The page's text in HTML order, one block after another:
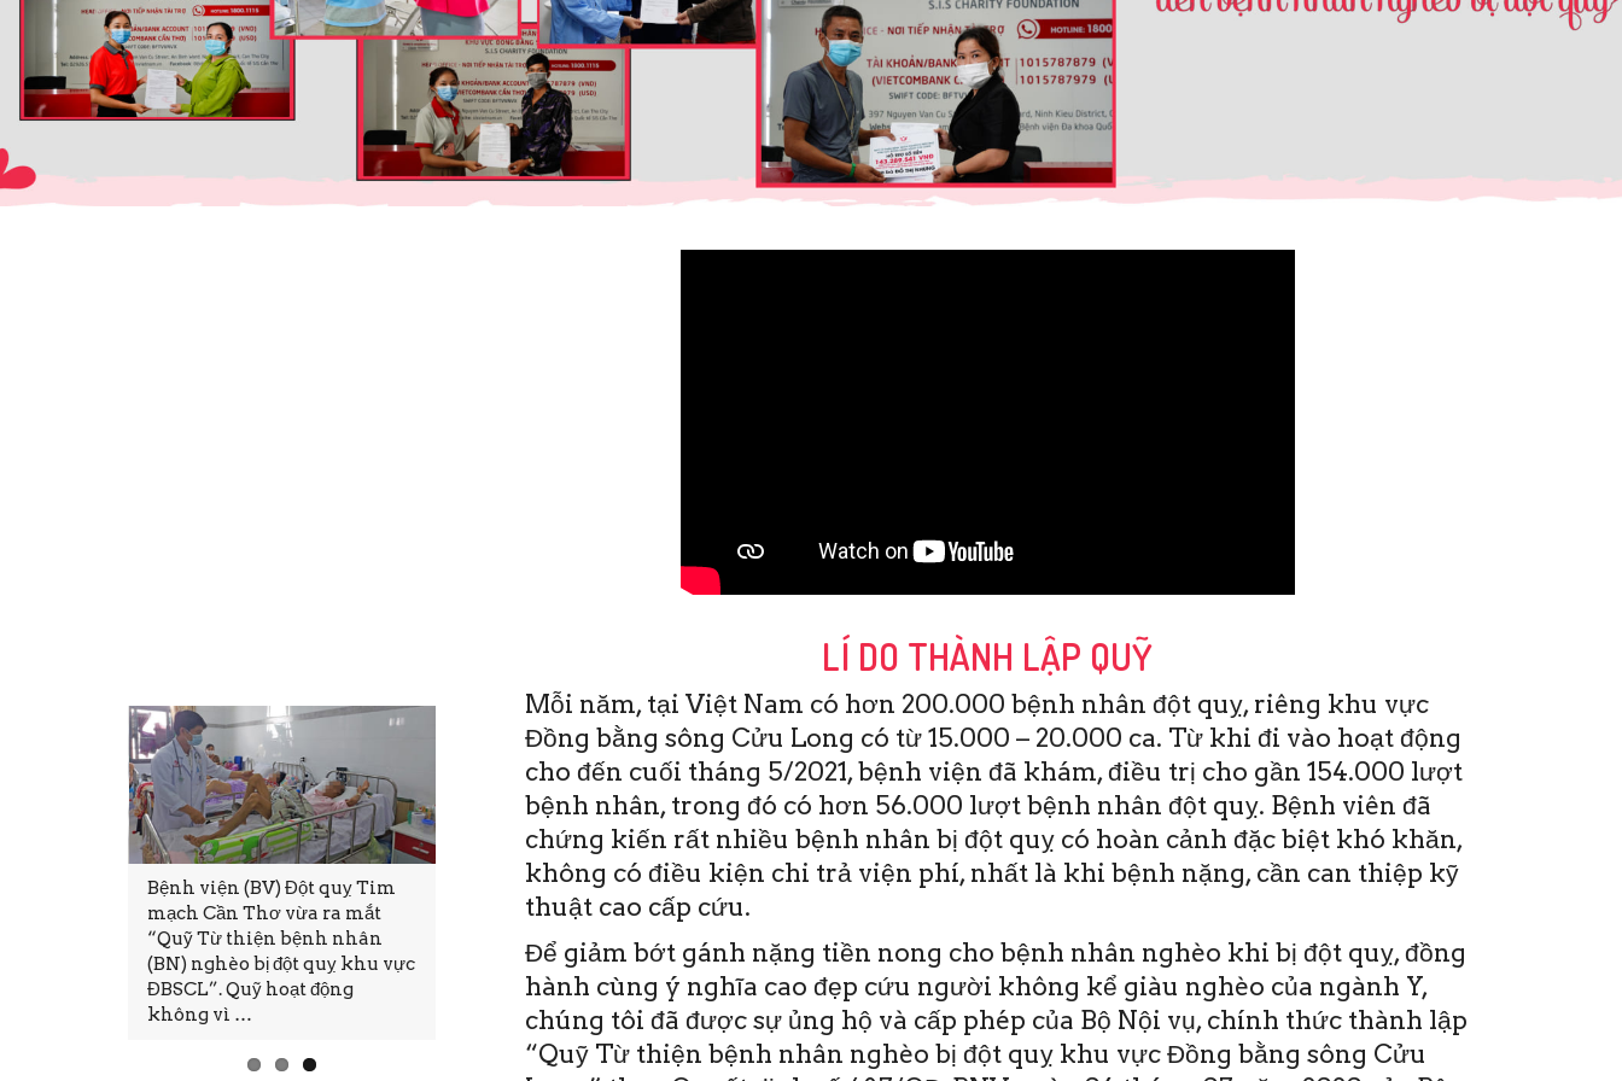
Bệnh viện (BV) Đột quỵ Tim
mạch Cần Thơ vừa ra mắt
“Quỹ Từ thiện bệnh nhân
(BN) nghèo bị đột quỵ khu vực
ĐBSCL”. Quỹ hoạt động
không vì …
Thứ Sáu, 19/6/2020
11:28(ĐTTTO)- Sáng nay 19-6,
tại Bệnh viện Đột quỵ Tim
mạch Cần Thơ đã diễn ra Hội
thảo và Đào tạo y khoa liên
tục CME. Đây …
LÍ DO THÀNH LẬP QUỸ
Mỗi năm, tại Việt Nam có hơn 200.000 bệnh nhân đột quỵ, riêng khu vực
Đồng bằng sông Cửu Long có từ 15.000 – 20.000 ca. Từ khi đi vào hoạt động
cho đến cuối tháng 5/2021, bệnh viện đã khám, điều trị cho gần 154.000 lượt
bệnh nhân, trong đó có hơn 56.000 lượt bệnh nhân đột quỵ. Bệnh viên đã
chứng kiến rất nhiều bệnh nhân bị đột quỵ có hoàn cảnh đặc biệt khó khăn,
không có điều kiện chi trả viện phí, nhất là khi bệnh nặng, cần can thiệp kỹ
thuật cao cấp cứu.
Để giảm bớt gánh nặng tiền nong cho bệnh nhân nghèo khi bị đột quỵ, đồng
hành cùng ý nghĩa cao đẹp cứu người không kể giàu nghèo của ngành Y,
chúng tôi đã được sự ủng hộ và cấp phép của Bộ Nội vụ, chính thức thành lập
“Quỹ Từ thiện bệnh nhân nghèo bị đột quỵ khu vực Đồng bằng sông Cửu